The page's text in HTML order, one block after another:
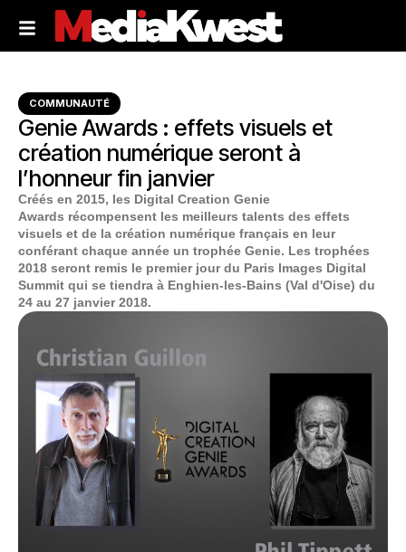
COMMUNAUTÉ
Genie Awards : effets visuels et
création numérique seront à
l’honneur fin janvier
Créés en 2015, les Digital Creation Genie
Awards récompensent les meilleurs talents des effets
visuels et de la création numérique français en leur
conférant chaque année un trophée Genie. Les trophées
2018 seront remis le premier jour du Paris Images Digital
Summit qui se tiendra à Enghien-les-Bains (Val d'Oise) du
24 au 27 janvier 2018.